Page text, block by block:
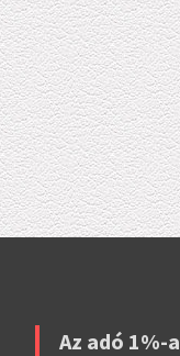
Az adó 1%-a